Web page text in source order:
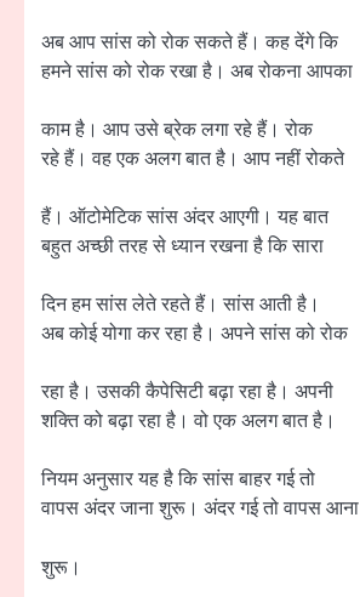
अब आप सांस को रोक सकते हैं। कह देंगे कि
हमने सांस को रोक रखा है। अब रोकना आपका
काम है। आप उसे ब्रेक लगा रहे हैं। रोक
रहे हैं। वह एक अलग बात है। आप नहीं रोकते
हैं। ऑटोमेटिक सांस अंदर आएगी। यह बात
बहुत अच्छी तरह से ध्यान रखना है कि सारा
दिन हम सांस लेते रहते हैं। सांस आती है।
अब कोई योगा कर रहा है। अपने सांस को रोक
रहा है। उसकी कैपेसिटी बढ़ा रहा है। अपनी
शक्ति को बढ़ा रहा है। वो एक अलग बात है।
नियम अनुसार यह है कि सांस बाहर गई तो
वापस अंदर जाना शुरू। अंदर गई तो वापस आना
शुरू।